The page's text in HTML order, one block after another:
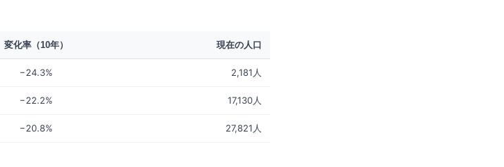
変化率（10年） 現在の人口
−24.3% 2,181人
−22.2% 17,130人
−20.8% 27,821人